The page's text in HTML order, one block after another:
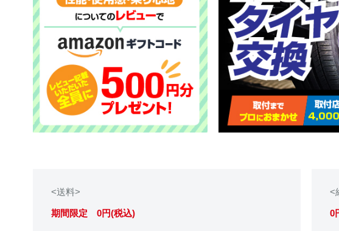
<送料>
期間限定 0円(税込)
<
0